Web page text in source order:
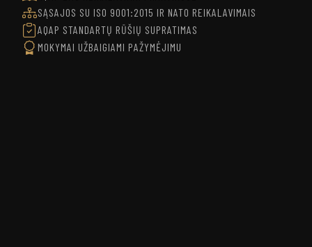
SĄSAJOS SU ISO 9001:2015 IR NATO REIKALAVIMAIS
AQAP STANDARTŲ RŪŠIŲ SUPRATIMAS
MOKYMAI UŽBAIGIAMI PAŽYMĖJIMU